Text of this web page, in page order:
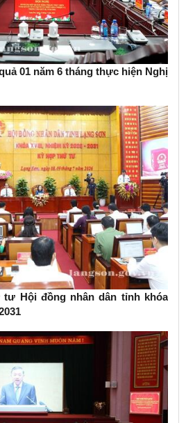
01 năm 6 tháng thực hiện Nghị
Hội đồng nhân dân tỉnh khóa